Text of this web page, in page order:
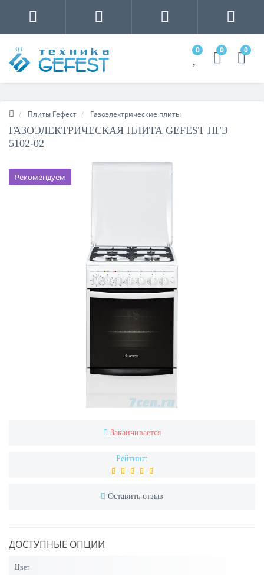
0 0 0
Плиты Гефест Газоэлектрические плиты
ГАЗОЭЛЕКТРИЧЕСКАЯ ПЛИТА GEFEST ПГЭ
5102-02
Рекомендуем
Заканчивается
Рейтинг:
Оставить отзыв
ДОСТУПНЫЕ ОПЦИИ
Цвет